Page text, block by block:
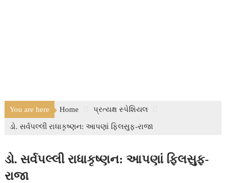
You are here Home પ્રત્યક્ષ સ્પેશિયલ
ડો. સર્વપલ્લી રાધાકૃષ્ણન: આપણાં ફિલસુફ-રાજા
ડો. સર્વપલ્લી રાધાકૃષ્ણન: આપણાં ફિલસુફ-
રાજા